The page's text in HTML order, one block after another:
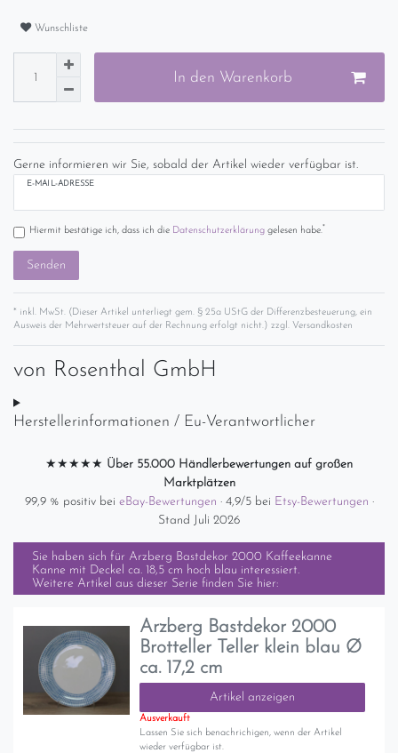
Wunschliste
In den Warenkorb
Gerne informieren wir Sie, sobald der Artikel wieder verfügbar ist.
E-MAIL-ADRESSE
Hiermit bestätige ich, dass ich die Daten­schutz­erklärunggelesen habe.*
Senden
* inkl. MwSt. (Dieser Artikel unterliegt gem. § 25a UStG der Differenzbesteuerung, ein
Ausweis der Mehrwertsteuer auf der Rechnung erfolgt nicht.) zzgl. Versandkosten
von Rosenthal GmbH
Herstellerinformationen / Eu-Verantwortlicher
★★★★★ Über 55.000 Händlerbewertungen auf großen
Marktplätzen
99,9 % positiv bei eBay-Bewertungen · 4,9/5 bei Etsy-Bewertungen ·
Stand Juli 2026
Sie haben sich für Arzberg Bastdekor 2000 Kaffeekanne
Kanne mit Deckel ca. 18,5 cm hoch blau interessiert.
Weitere Artikel aus dieser Serie finden Sie hier:
Arzberg Bastdekor 2000
Brotteller Teller klein blau Ø
ca. 17,2 cm
Artikel anzeigen
Ausverkauft
Lassen Sie sich benachrichigen, wenn der Artikel
wieder verfügbar ist.